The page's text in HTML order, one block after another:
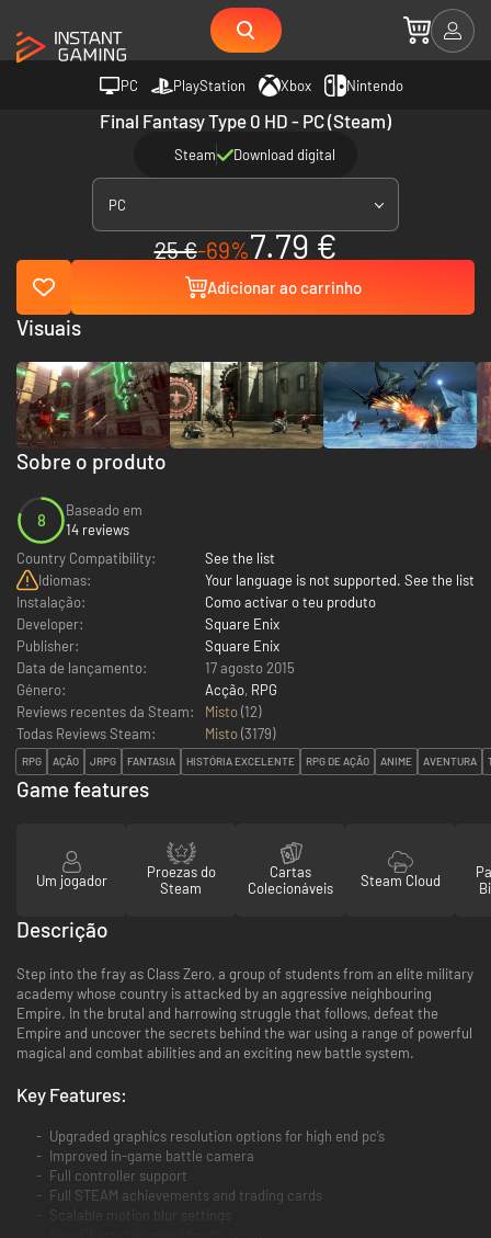
PC PlayStation Xbox Nintendo
Final Fantasy Type 0 HD - PC (Steam)
Steam Download digital
PC
25 €-69%7.79 €
Adicionar ao carrinho
Sobre o produto
8
Baseado em
14 reviews
Country Compatibility:
See the list
Idiomas:
Your language is not supported. See the list
Instalação:
Como activar o teu produto
Developer:
Square Enix
Publisher:
Square Enix
Data de lançamento:
17 agosto 2015
Género:
Acção, RPG
Reviews recentes da Steam:
Misto(12)
Todas Reviews Steam:
Misto(3179)
RPG AÇÃO JRPG FANTASIA HISTÓRIA EXCELENTE RPG DE AÇÃO ANIME AVENTURA
Visuais
Game features
Um jogador
Proezas do
Steam
Cartas
Colecionáveis
Steam Cloud
Descrição
Step into the fray as Class Zero, a group of students from an elite military
academy whose country is attacked by an aggressive neighbouring
Empire. In the brutal and harrowing struggle that follows, defeat the
Empire and uncover the secrets behind the war using a range of powerful
magical and combat abilities and an exciting new battle system.
Key Features:
Upgraded graphics resolution options for high end pc’s
Improved in-game battle camera
Full controller support
Full STEAM achievements and trading cards
Scalable motion blur settings